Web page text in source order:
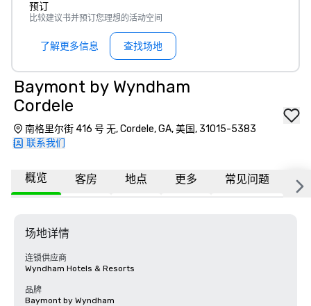
预订
比较建议书并预订您理想的活动空间
了解更多信息 查找场地
Baymont by Wyndham
Cordele
南格里尔街 416 号 无, Cordele, GA, 美国, 31015-5383
联系我们
概览 客房 地点 更多 常见问题
场地详情
连锁供应商
Wyndham Hotels & Resorts
品牌
Baymont by Wyndham